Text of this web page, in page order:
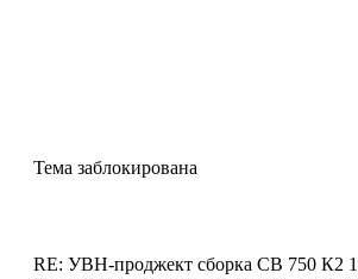
Тема заблокирована
RE: УВН-проджект сборка СВ 750 К2